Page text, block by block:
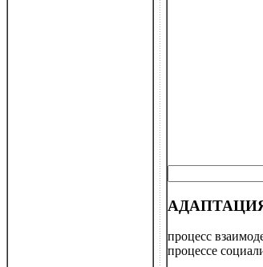
АДАПТАЦИЯ
процесс
процессе